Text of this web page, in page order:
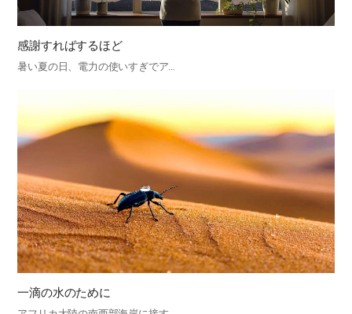
感謝すればするほど
暑い夏の日、電力の使いすぎでア…
一滴の水のために